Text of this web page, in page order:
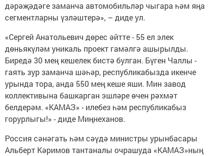
дәрәҗәдәге заманча автомобильләр чыгара һәм яңа
сегментларны үзләштерә», – диде ул.
«Сергей Анатольевич дөрес әйтте - 55 ел элек
дөньякүләм уникаль проект гамәлгә ашырылды.
Биредә 30 мең кешелек бистә булган. Бүген Чаллы -
гаять зур заманча шәһәр, республикабызда икенче
урында тора, анда 550 мең кеше яши. Мин завод
коллективына башкарган эшләре өчен рәхмәт
белдерәм. «КАМАЗ» - илебез һәм республикабыз
горурлыгы!» - диде Миңнеханов.
Россия сәнәгать һәм сәүдә министры урынбасары
Альберт Кәримов тантаналы очрашуда «КАМАЗ»ның